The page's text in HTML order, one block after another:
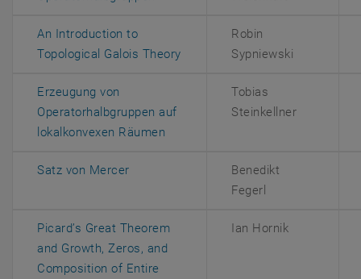
An Introduction to
Topological Galois Theory, öffnet eine externe URL in
Robin
Sypniewski
Erzeugung von
Operatorhalbgruppen auf, öffnet eine externe URL in
lokalkonvexen Räumen
Tobias
Steinkellner
Satz von Mercer, öffnet eine externe URL in einem
Benedikt
Fegerl
Picard’s Great Theorem
and Growth, Zeros, and
Composition of Entire
Ian Hornik